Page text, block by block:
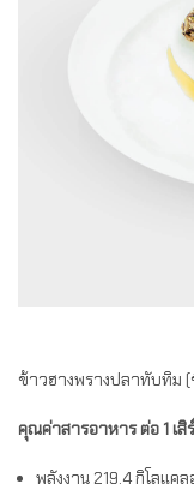
ข้าวฮางพรางปลาทับทิม
คุณค่าสารอาหาร ต่อ 1 เสิ
พลังงาน 219.4 กิโลแคล